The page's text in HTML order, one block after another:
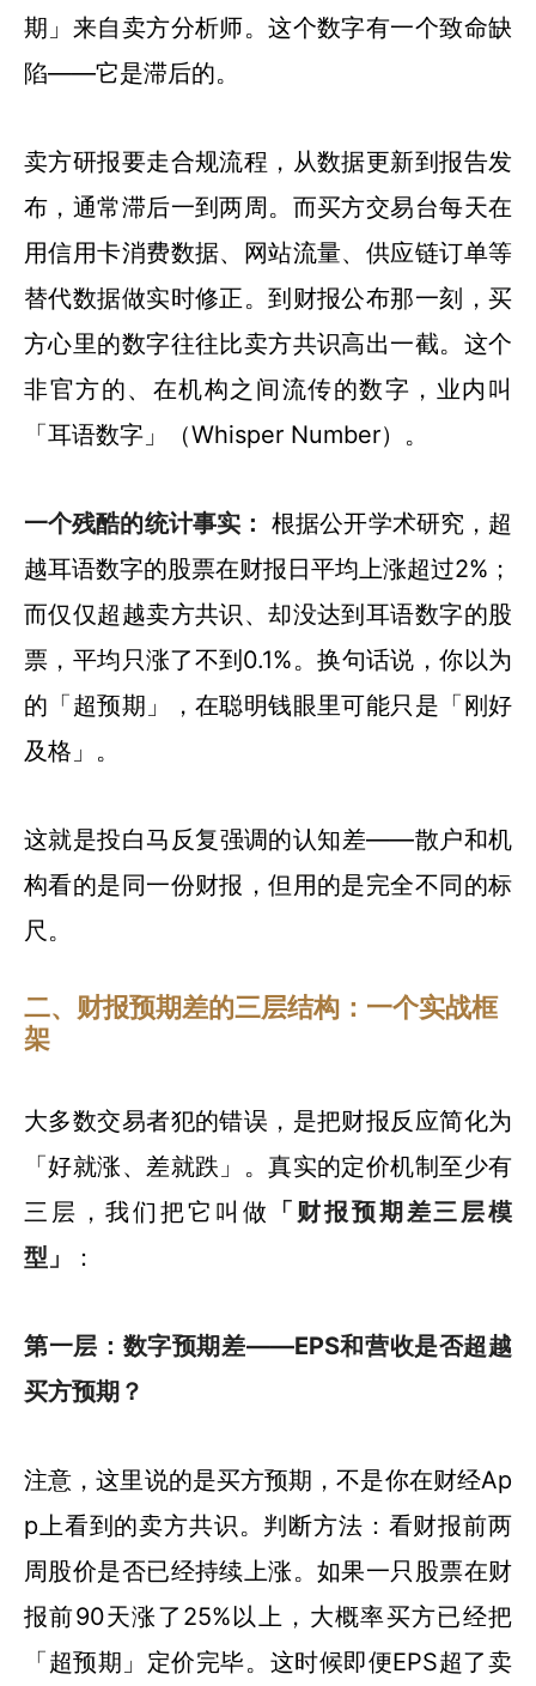
期」来自卖方分析师。这个数字有一个致命缺
陷——它是滞后的。
卖方研报要走合规流程，从数据更新到报告发
布，通常滞后一到两周。而买方交易台每天在
用信用卡消费数据、网站流量、供应链订单等
替代数据做实时修正。到财报公布那一刻，买
方心里的数字往往比卖方共识高出一截。这个
非官方的、在机构之间流传的数字，业内叫
「耳语数字」（Whisper Number）。
一个残酷的统计事实： 根据公开学术研究，超
越耳语数字的股票在财报日平均上涨超过2%；
而仅仅超越卖方共识、却没达到耳语数字的股
票，平均只涨了不到0.1%。换句话说，你以为
的「超预期」，在聪明钱眼里可能只是「刚好
及格」。
这就是投白马反复强调的认知差——散户和机
构看的是同一份财报，但用的是完全不同的标
尺。
二、财报预期差的三层结构：一个实战框
架
大多数交易者犯的错误，是把财报反应简化为
「好就涨、差就跌」。真实的定价机制至少有
三层，我们把它叫做
「财报预期差三层模
型」
：
第一层：数字预期差——EPS和营收是否超越
买方预期？
注意，这里说的是买方预期，不是你在财经Ap
p上看到的卖方共识。判断方法：看财报前两
周股价是否已经持续上涨。如果一只股票在财
报前90天涨了25%以上，大概率买方已经把
「超预期」定价完毕。这时候即便EPS超了卖